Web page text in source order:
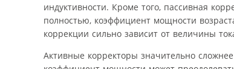
индуктивности. Кроме того, пассивная
полностью, коэффициент мощности
коррекции сильно зависит от величины
Активные корректоры значительно